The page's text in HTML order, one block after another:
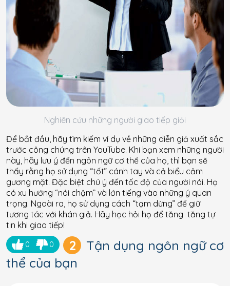
Nghiên cứu những người giao tiếp giỏi
Để bắt đầu, hãy tìm kiếm ví dụ về những diễn giả xuất sắc
trước công chúng trên YouTube. Khi bạn xem những người
này, hãy lưu ý đến ngôn ngữ cơ thể của họ, thì bạn sẽ
thấy rằng họ sử dụng “tốt” cánh tay và cả biểu cảm
gương mặt. Đặc biệt chú ý đến tốc độ của người nói. Họ
có xu hướng “nói chậm” và lớn tiếng vào những ý quan
trọng. Ngoài ra, họ sử dụng cách “tạm dừng” để giữ
tương tác với khán giả. Hãy học hỏi họ để tăng tăng tự
tin khi giao tiếp!
0 0 2
Tận dụng ngôn ngữ cơ
thể của bạn